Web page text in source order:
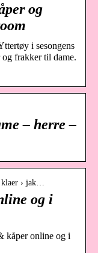
og
i sesongens
frakker til dame.
– herre –
› jak…
og i
kåper online og i